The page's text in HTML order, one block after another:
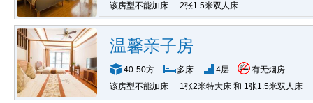
该房型不能加床
2张1.5米双人床
温馨亲子房
40-50方 多床 4层
有无烟房
该房型不能加床
1张2米特大床 和 1张1.5米双人床